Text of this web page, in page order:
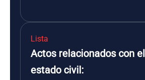
Lista
Actos relacionados con el
estado civil: